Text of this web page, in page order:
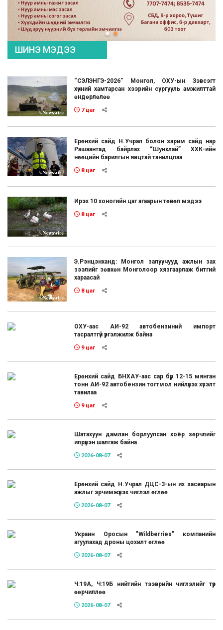
ШИНЭ МЭДЭЭ
“СЭЛЭНГЭ-2026” Монгол, ОХУ-ын Зэвсэгт
хүчний хамтарсан хээрийн сургууль амжилттай
өндөрлөлөө
7 цаг
Ерөнхий сайд Н.Учрал болон зарим сайд нар
Рашаантад байрлах “Шунхлай” ХХК-ийн
нөөцийн барилгын явцтай танилцлаа
8 цаг
Ирэх 10 хоногийн цаг агаарын төвөл мэдээ
8 цаг
Э.Рэнцэнханд: Монгол залуучууд ажлын зах
зээлийг зөвхөн Монголоор хязгаарлаж битгий
хараасай
8 цаг
ОХУ-аас АИ-92 автобензиний импорт
тасралтгүй үргэлжилж байна
9 цаг
Ерөнхий сайд БНХАУ-аас сар бүр 12-15 мянган
тонн АИ-92 автобензин тогтмол нийлүүлэх хүсэлт
тавилаа
9 цаг
Шатахуун дамлан борлуулсан хоёр зөрчлийг
илрүүлэн шалгаж байна
2026-08-07
Ерөнхий сайд Н.Учрал ДЦС-3-ын их засварын
ажлыг эрчимжүүлэх чиглэл өглөө
2026-08-07
Украин Оросын "Wildberries" компанийн
агуулахад дроны цохилт өглөө
2026-08-07
Ч:19А, Ч:19Б нийтийн тээврийн чиглэлийг түр
өөрчиллөө
2026-08-07